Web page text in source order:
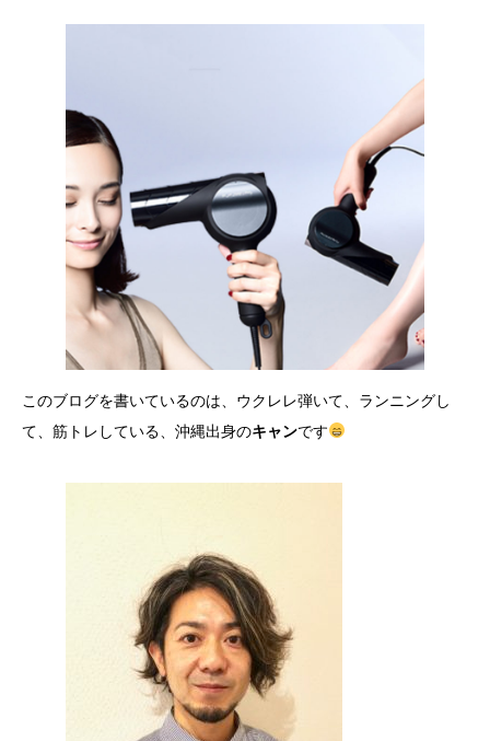
このブログを書いているのは、ウクレレ弾いて、ランニングし
て、筋トレしている、沖縄出身のキャンです